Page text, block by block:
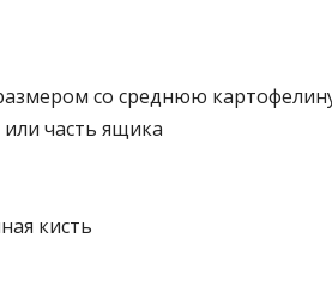
со среднюю
часть ящика
кисть